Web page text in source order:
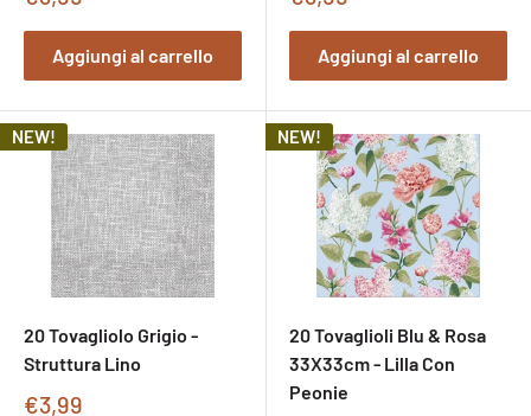
venditaAggiungi al carrello
venditaAggiungi al carrello
NEW!
20 Tovagliolo Grigio -
Struttura Lino
Prezzo
€3,99
NEW!
20 Tovaglioli Blu & Rosa
33X33cm - Lilla Con
Peonie